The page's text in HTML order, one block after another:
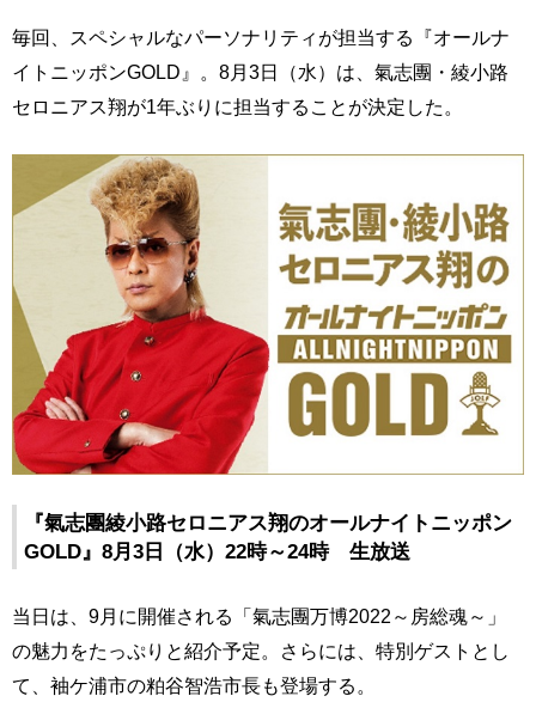
毎回、スペシャルなパーソナリティが担当する『オールナ
イトニッポンGOLD』。8月3日（水）は、氣志團・綾小路
セロニアス翔が1年ぶりに担当することが決定した。
『氣志團綾小路セロニアス翔のオールナイトニッポン
GOLD』8月3日（水）22時～24時 生放送
当日は、9月に開催される「氣志團万博2022～房総魂～」
の魅力をたっぷりと紹介予定。さらには、特別ゲストとし
て、袖ケ浦市の粕谷智浩市長も登場する。